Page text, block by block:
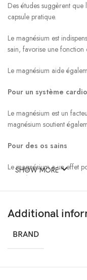
Des études suggèrent
capsule pratique.
Le magnésium est
sain, favorise une
Le magnésium aide
Pour un système
Le magnésium est un
magnésium soutient
Pour des os sains
Le magnésium a un effet
magnésium, qui sont
résistance à l\’insuline
SHOW MORE
Additional
BRAND